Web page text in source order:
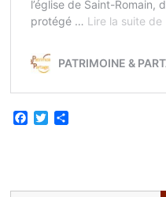
Facebook
Twitter